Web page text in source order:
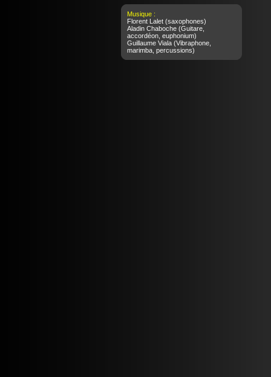
Musique :
Florent Lalet (saxophones)
Aladin Chaboche (Guitare,
accordéon, euphonium)
Guillaume Viala (Vibraphone,
marimba, percussions)